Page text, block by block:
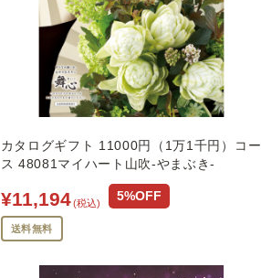
カタログギフト 11000円（1万1千円）コー
ス 48081マイハート山吹-やまぶき-
¥11,194(税込) 5%OFF
送料無料